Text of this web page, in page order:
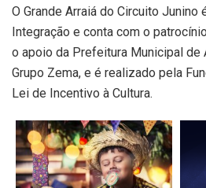
O Grande Arraiá do Circuito Junino
Integração e conta com o
o apoio da Prefeitura Municipal de
Grupo Zema, e é realizado pela
Lei de Incentivo à Cultura.